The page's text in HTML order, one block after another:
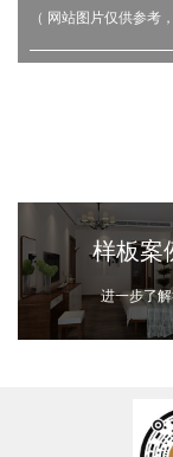
（ 网站图片仅供参考
样板案
进一步了